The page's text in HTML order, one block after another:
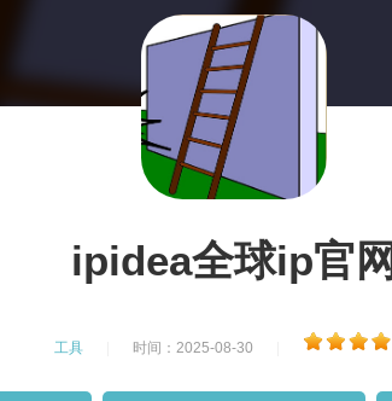
ipidea全球ip官网
工具 时间：2025-08-30